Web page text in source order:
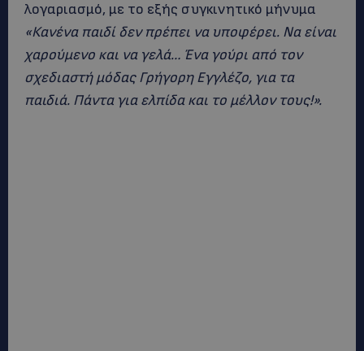
λογαριασμό, με το εξής συγκινητικό μήνυμα
«Κανένα παιδί δεν πρέπει να υποφέρει. Να είναι
χαρούμενο και να γελά… Ένα γούρι από τον
σχεδιαστή μόδας Γρήγορη Εγγλέζο, για τα
παιδιά. Πάντα για ελπίδα και το μέλλον τους!».